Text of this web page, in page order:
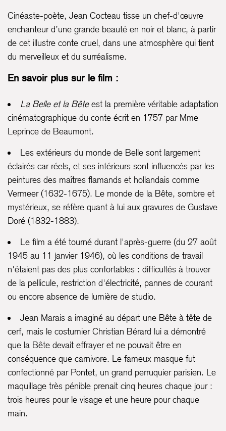
Cinéaste-poète, Jean Cocteau tisse un chef-d'œuvre
enchanteur d’une grande beauté en noir et blanc, à partir
de cet illustre conte cruel, dans une atmosphère qui tient
du merveilleux et du surréalisme.
En savoir plus sur le film :
La Belle et la Bêteest la première véritable adaptation
cinématographique du conte écrit en 1757 par Mme
Leprince de Beaumont.
Les extérieurs du monde de Belle sont largement
éclairés car réels, et ses intérieurs sont influencés par les
peintures des maîtres flamands et hollandais comme
Vermeer (1632-1675). Le monde de la Bête, sombre et
mystérieux, se réfère quant à lui aux gravures de Gustave
Doré (1832-1883).
Le film a été tourné durant l'après-guerre (du 27 août
1945 au 11 janvier 1946), où les conditions de travail
n'étaient pas des plus confortables : difficultés à trouver
de la pellicule, restriction d'électricité, pannes de courant
ou encore absence de lumière de studio.
Jean Marais a imaginé au départ une Bête à tête de
cerf, mais le costumier Christian Bérard lui a démontré
que la Bête devait effrayer et ne pouvait être en
conséquence que carnivore. Le fameux masque fut
confectionné par Pontet, un grand perruquier parisien. Le
maquillage très pénible prenait cinq heures chaque jour :
trois heures pour le visage et une heure pour chaque
main.